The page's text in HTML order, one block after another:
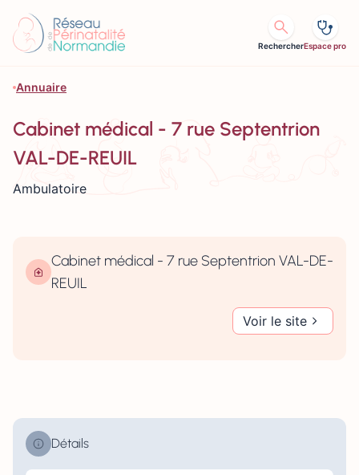
RechercherEspace pro
Annuaire
Cabinet médical - 7 rue Septentrion
VAL-DE-REUIL
Ambulatoire
Cabinet médical - 7 rue Septentrion VAL-DE-
REUIL
Voir le site
Détails